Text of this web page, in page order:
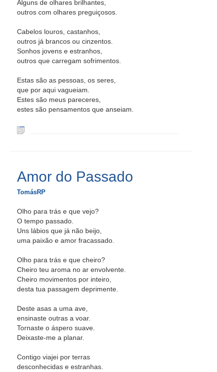
Alguns de olhares brilhantes,
outros com olhares preguiçosos.
Cabelos louros, castanhos,
outros já brancos ou cinzentos.
Sonhos jovens e estranhos,
outros que carregam sofrimentos.
Estas são as pessoas, os seres,
que por aqui vagueiam.
Estes são meus pareceres,
estes são pensamentos que anseiam.
Amor do Passado
TomásRP
Olho para trás e que vejo?
O tempo passado.
Uns lábios que já não beijo,
uma paixão e amor fracassado.
Olho para trás e que cheiro?
Cheiro teu aroma no ar envolvente.
Cheiro movimentos por inteiro,
desta tua passagem deprimente.
Deste asas a uma ave,
ensinaste outras a voar.
Tornaste o áspero suave.
Deixaste-me a planar.
Contigo viajei por terras
desconhecidas e estranhas.